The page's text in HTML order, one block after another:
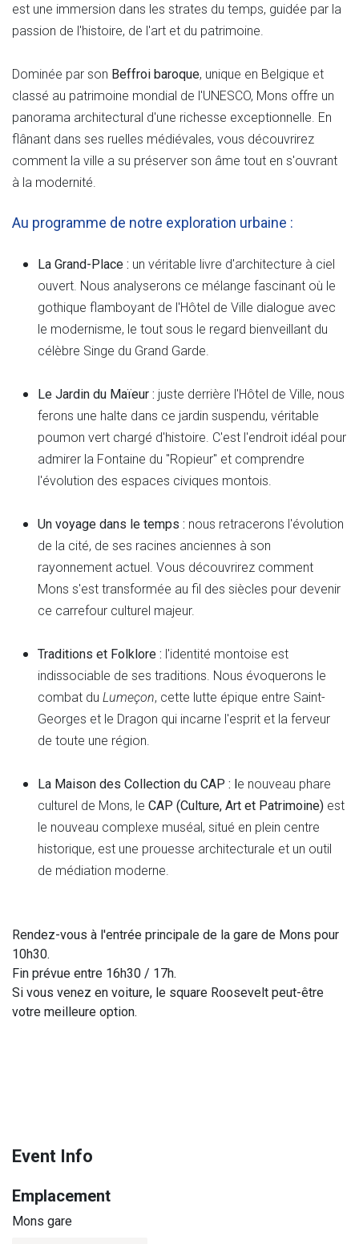
est une immersion dans les strates du temps, guidée par la
passion de l'histoire, de l'art et du patrimoine.
Dominée par son Beffroi baroque, unique en Belgique et
classé au patrimoine mondial de l'UNESCO, Mons offre un
panorama architectural d'une richesse exceptionnelle. En
flânant dans ses ruelles médiévales, vous découvrirez
comment la ville a su préserver son âme tout en s'ouvrant
à la modernité.
Au programme de notre exploration urbaine :
La Grand-Place : un véritable livre d'architecture à ciel
ouvert. Nous analyserons ce mélange fascinant où le
gothique flamboyant de l'Hôtel de Ville dialogue avec
le modernisme, le tout sous le regard bienveillant du
célèbre Singe du Grand Garde.
Le Jardin du Maïeur : juste derrière l'Hôtel de Ville, nous
ferons une halte dans ce jardin suspendu, véritable
poumon vert chargé d'histoire. C'est l'endroit idéal pour
admirer la Fontaine du "Ropieur" et comprendre
l'évolution des espaces civiques montois.
Un voyage dans le temps : nous retracerons l'évolution
de la cité, de ses racines anciennes à son
rayonnement actuel. Vous découvrirez comment
Mons s'est transformée au fil des siècles pour devenir
ce carrefour culturel majeur.
Traditions et Folklore : l'identité montoise est
indissociable de ses traditions. Nous évoquerons le
combat du Lumeçon, cette lutte épique entre Saint-
Georges et le Dragon qui incarne l'esprit et la ferveur
de toute une région.
La Maison des Collection du CAP : le nouveau phare
culturel de Mons, le CAP (Culture, Art et Patrimoine) est
le nouveau complexe muséal, situé en plein centre
historique, est une prouesse architecturale et un outil
de médiation moderne.
Rendez-vous à l'entrée principale de la gare de Mons pour
10h30.
Fin prévue entre 16h30 / 17h.
Si vous venez en voiture, le square Roosevelt peut-être
votre meilleure option.
Event Info
Emplacement
Mons gare